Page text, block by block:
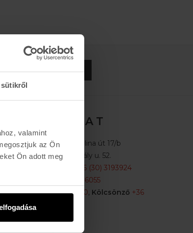
sütikről
valamint
az Ön
Ön adott meg
FELIRATKOZOM »
K A P C S O L A T
1113 Budapest, Karolina út 17/b
Pest:1061 Budapest Király u. 52.
+36 (30) 3193924
+36 (20) 954-6055
Info: +36 (30) 478-1540, Kölcsönző +36
(20) 447-5445